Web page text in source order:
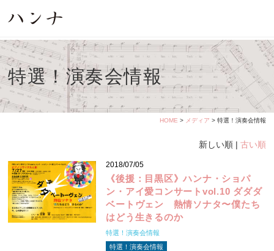
特選！演奏会情報
HOME > メディア > 特選！演奏会情報
新しい順 | 古い順
2018/07/05
《後援：目黒区》ハンナ・ショパ
ン・アイ愛コンサートvol.10 ダダダ
ベートヴェン 熱情ソナタ〜僕たち
はどう生きるのか
特選！演奏会情報
特選！演奏会情報